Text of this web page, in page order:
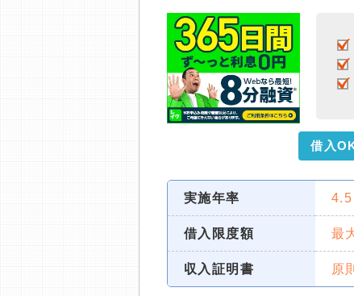
借入
実施年率 4.5
借入限度額 最
収入証明書 原